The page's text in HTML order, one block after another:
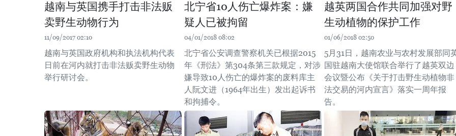
越南与英国携手打击非法贩
卖野生动物行为
11/09/2017 02:10
越南与英国政府机构和执法机构代表
日前在河内就打击非法贩卖野生动物
举行​研讨会。
北宁省10人伤亡爆炸案：嫌
疑人已被拘留
04/01/2018 08:02
北宁省公安调查警察机关已根据2015
年《刑法》第304条第三款规定，对涉
嫌导致10人伤亡的爆炸案的废料库主
人阮文进（1964年出生）发出起诉书
和拘捕令。
越英两国合作共同加强对野
生动植物的保护工作
01/06/2018 02:50
5月31日，越南农业与农村发展部同
国驻越南大使馆联合举行了越英双边
会议暨公布《关于打击野生动植物非
法交易的河内宣言》落实一周年报
告。